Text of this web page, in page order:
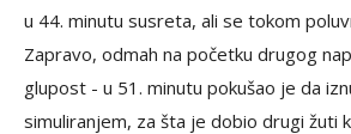
u 44. minutu susreta, ali se tokom
Zapravo, odmah na početku drugog
glupost - u 51. minutu pokušao je da
simuliranjem, za šta je dobio drugi žuti